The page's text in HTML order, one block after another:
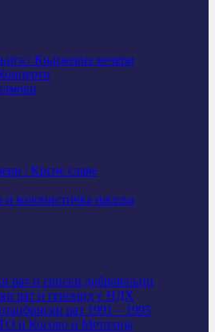
/ Књижевне вечери
/ Крсне славе
и колонистичка насеља
рат и српски добровољци
рат и геноцид у НДХ
рат 1991 – 1995
и Косово и Метохија